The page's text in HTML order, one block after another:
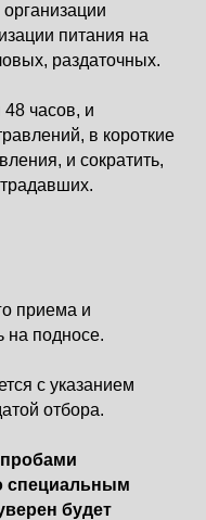
питания на
раздаточных.
часов, и
в короткие
и сократить,
приема и
на подносе.
с указанием
отбора.
специальным
будет